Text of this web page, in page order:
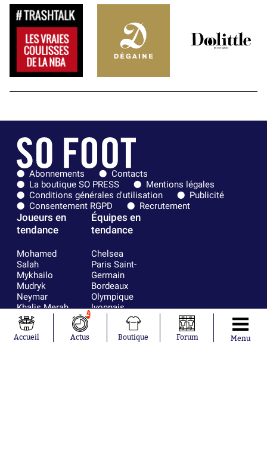
Abonnements
Contacts
La boutique SO PRESS
Mentions légales
Conditions générales d'utilisation
Publicité
Consentement RGPD
Recrutement
Joueurs en
tendance
Mohamed
Salah
Mykhailo
Mudryk
Neymar
Khalis Merah
Loïs Openda
Moussa
Niakhaté
Équipes en
tendance
Chelsea
Paris Saint-
Germain
Bordeaux
Olympique
lyonnais
Real Madrid
RC Strasbourg
Accueil
2
Actus Boutique Forum Menu